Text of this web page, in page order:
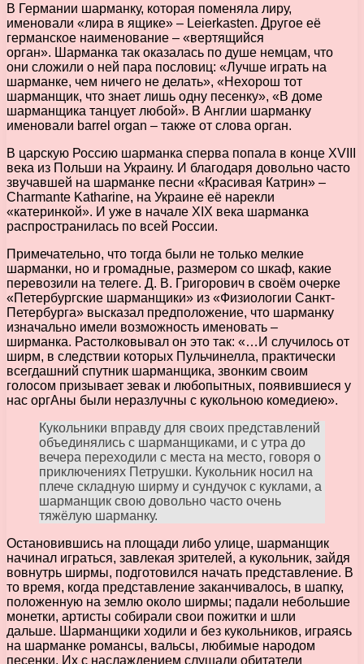
В Германии шарманку, которая поменяла лиру,
именовали «лира в ящике» – Leierkasten. Другое её
германское наименование – «вертящийся
орган». Шарманка так оказалась по душе немцам, что
они сложили о ней пара пословиц: «Лучше играть на
шарманке, чем ничего не делать», «Нехорош тот
шарманщик, что знает лишь одну песенку», «В доме
шарманщика танцует любой». В Англии шарманку
именовали barrel organ – также от слова орган.
В царскую Россию шарманка сперва попала в конце XVIII
века из Польши на Украину. И благодаря довольно часто
звучавшей на шарманке песни «Красивая Катрин» –
Charmante Katharine, на Украине её нарекли
«катеринкой». И уже в начале XIX века шарманка
распространилась по всей России.
Примечательно, что тогда были не только мелкие
шарманки, но и громадные, размером со шкаф, какие
перевозили на телеге. Д. В. Григорович в своём очерке
«Петербургские шарманщики» из «Физиологии Санкт-
Петербурга» высказал предположение, что шарманку
изначально имели возможность именовать –
ширманка. Растолковывал он это так: «…И случилось от
ширм, в следствии которых Пульчинелла, практически
всегдашний спутник шарманщика, звонким своим
голосом призывает зевак и любопытных, появившиеся у
нас оргАны были неразлучны с кукольною комедиею».
Кукольники вправду для своих представлений
объединялись с шарманщиками, и с утра до
вечера переходили с места на место, говоря о
приключениях Петрушки. Кукольник носил на
плече складную ширму и сундучок с куклами, а
шарманщик свою довольно часто очень
тяжёлую шарманку.
Остановившись на площади либо улице, шарманщик
начинал играться, завлекая зрителей, а кукольник, зайдя
вовнутрь ширмы, подготовился начать представление. В
то время, когда представление заканчивалось, в шапку,
положенную на землю около ширмы; падали небольшие
монетки, артисты собирали свои пожитки и шли
дальше. Шарманщики ходили и без кукольников, играясь
на шарманке романсы, вальсы, любимые народом
песенки. Их с наслаждением слушали обитатели